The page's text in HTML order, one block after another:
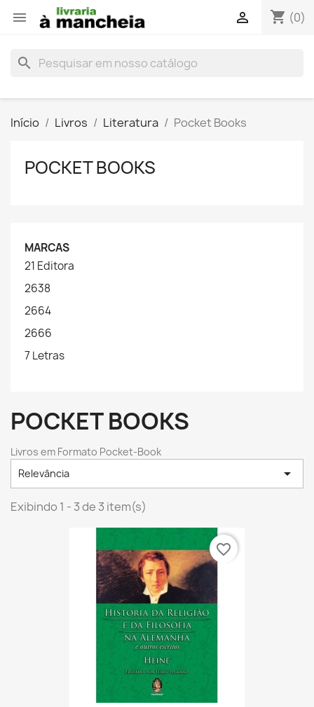
 shopping_cart (0)

search
Início Livros Literatura Pocket Books
POCKET BOOKS
MARCAS
21 Editora
2638
2664
2666
7 Letras
POCKET BOOKS
Livros em Formato Pocket-Book
Relevância

Exibindo 1 - 3 de 3 item(s)
favorite_border